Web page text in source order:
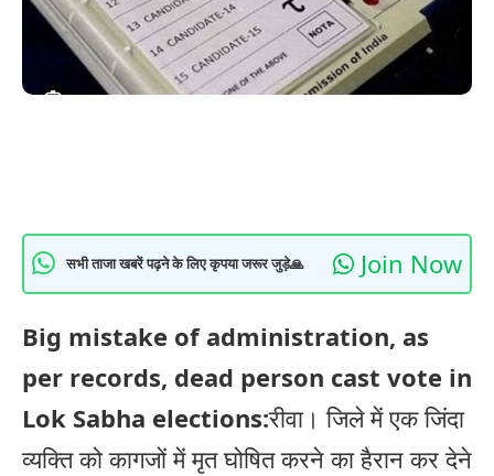
सभी ताजा खबरें पढ़ने के लिए कृपया जरूर जुड़े🙏 Join Now
Big mistake of administration, as
per records, dead person cast vote in
Lok Sabha elections:रीवा। जिले में एक जिंदा
व्यक्ति को कागजों में मृत घोषित करने का हैरान कर देने